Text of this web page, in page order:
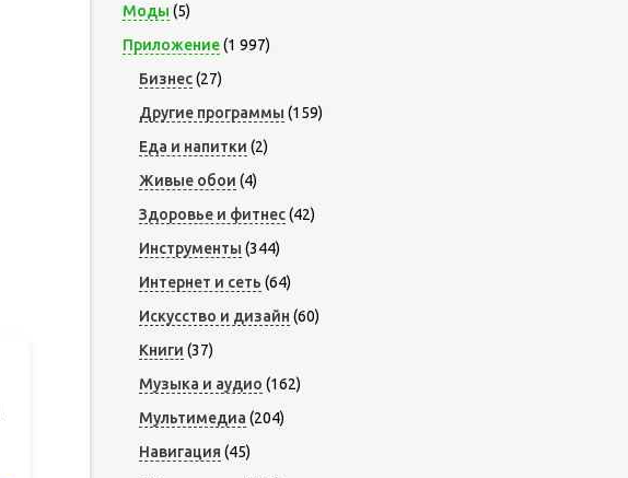
Моды (5)
Приложение(1 997)
Бизнес(27)
Другие программы (159)
Еда и напитки (2)
Живые обои (4)
Здоровье и фитнес(42)
Инструменты (344)
Интернет и сеть (64)
Искусство и дизайн (60)
Книги (37)
Музыка и аудио (162)
Мультимедиа (204)
Навигация (45)